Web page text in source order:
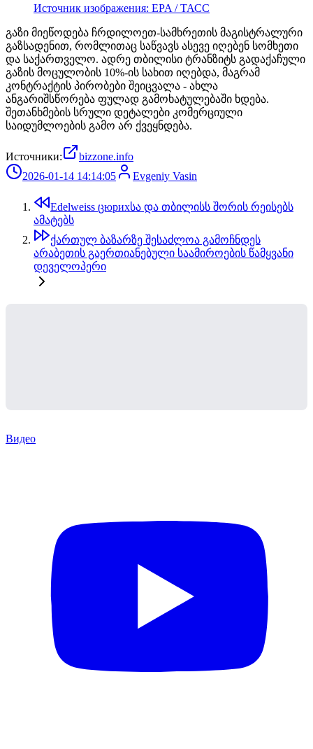
Источник изображения: EPA / ТАСС
გაზი მიეწოდება ჩრდილოეთ-სამხრეთის მაგისტრალური
გაზსადენით, რომლითაც საწვავს ასევე იღებენ სომხეთი
და საქართველო. ადრე თბილისი ტრანზიტს გადაქაჩული
გაზის მოცულობის 10%-ის სახით იღებდა, მაგრამ
კონტრაქტის პირობები შეიცვალა - ახლა
ანგარიშსწორება ფულად გამოხატულებაში ხდება.
შეთანხმების სრული დეტალები კომერციული
საიდუმლოების გამო არ ქვეყნდება.
Источники:
bizzone.info
2026-01-14 14:14:05
Evgeniy Vasin
Edelweiss ცюрихსა და თბილისს შორის რეისებს
ამატებს
ქართულ ბაზარზე შესაძლოა გამოჩნდეს
არაბეთის გაერთიანებული საამიროების წამყვანი
დეველოპერი
Видео